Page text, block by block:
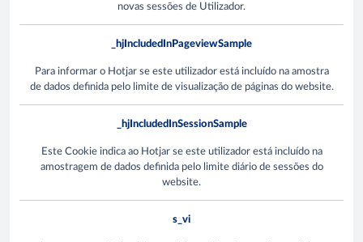
novas sessões de Utilizador.
_hjIncludedInPageviewSample
Para informar o Hotjar se este utilizador está incluído na amostra
de dados definida pelo limite de visualização de páginas do website.
_hjIncludedInSessionSample
Este Cookie indica ao Hotjar se este utilizador está incluído na
amostragem de dados definida pelo limite diário de sessões do
website.
s_vi